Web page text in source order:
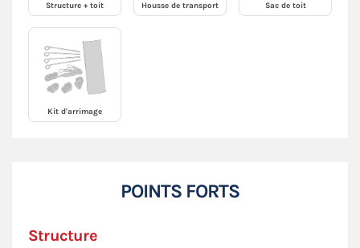
Structure + toit Housse de transport Sac de toit
Kit d'arrimage
POINTS FORTS
Structure